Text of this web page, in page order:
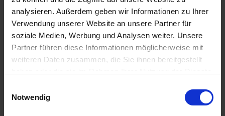
analysieren. Außerdem geben wir Informationen zu Ihrer
Verwendung unserer Website an unsere Partner für
soziale Medien, Werbung und Analysen weiter. Unsere
Partner führen diese Informationen möglicherweise mit
weiteren Daten zusammen, die Sie ihnen bereitgestellt
Notwendig